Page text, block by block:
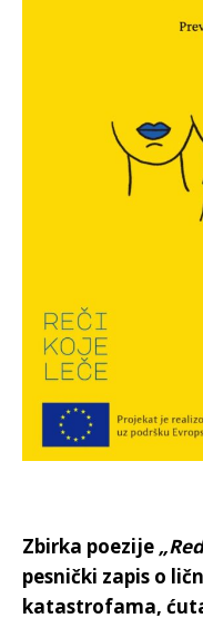
Zbirka poezije
pesnički zapis o
katastrofama,